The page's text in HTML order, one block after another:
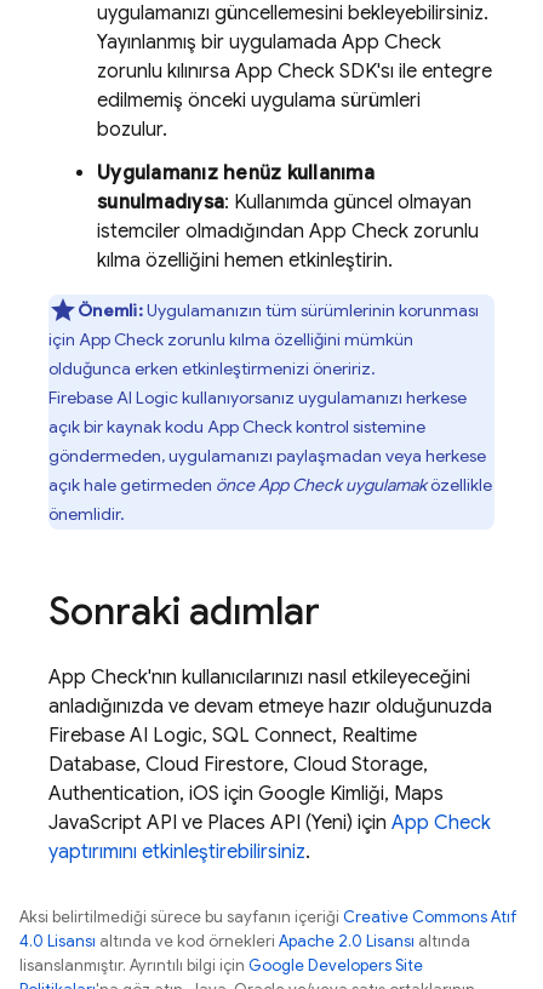
uygulamanızı güncellemesini bekleyebilirsiniz.
Yayınlanmış bir uygulamada App Check
zorunlu kılınırsa App Check SDK'sı ile entegre
edilmemiş önceki uygulama sürümleri
bozulur.
Uygulamanız henüz kullanıma
sunulmadıysa: Kullanımda güncel olmayan
istemciler olmadığından App Check zorunlu
kılma özelliğini hemen etkinleştirin.
Önemli:Uygulamanızın tüm sürümlerinin korunması
için App Check zorunlu kılma özelliğini mümkün
olduğunca erken etkinleştirmenizi öneririz.
Firebase AI Logickullanıyorsanız uygulamanızı herkese
açık bir kaynak kodu App Checkkontrol sistemine
göndermeden, uygulamanızı paylaşmadan veya herkese
açık hale getirmeden önceApp Checkuygulamaközellikle
önemlidir.
Sonraki adımlar
App Check'nın kullanıcılarınızı nasıl etkileyeceğini
anladığınızda ve devam etmeye hazır olduğunuzda
Firebase AI Logic, SQL Connect, Realtime
Database, Cloud Firestore, Cloud Storage,
Authentication, iOS için Google Kimliği, Maps
JavaScript API ve Places API (Yeni) için App Check
yaptırımını etkinleştirebilirsiniz.
Aksi belirtilmediği sürece bu sayfanın içeriği Creative Commons Atıf
4.0 Lisansı altında ve kod örnekleri Apache 2.0 Lisansı altında
lisanslanmıştır. Ayrıntılı bilgi için Google Developers Site